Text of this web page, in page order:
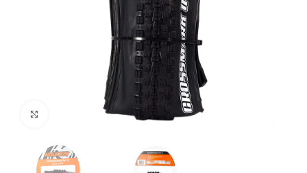
Click to enlarge